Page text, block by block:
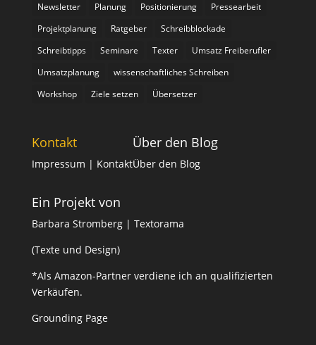
Newsletter
Planung Positionierung
Pressearbeit
Projektplanung
Ratgeber
Schreibblockade
Schreibtipps
Seminare Texter
Umsatz Freiberufler
Umsatzplanung
wissenschaftliches Schreiben
Workshop
Ziele setzen Übersetzer
Kontakt
Impressum | Kontakt
Über den Blog
Über den Blog
Ein Projekt von
Barbara Stromberg | Textorama
(Texte und Design)
*Als Amazon-Partner verdiene ich an qualifizierten
Verkäufen.
Grounding Page